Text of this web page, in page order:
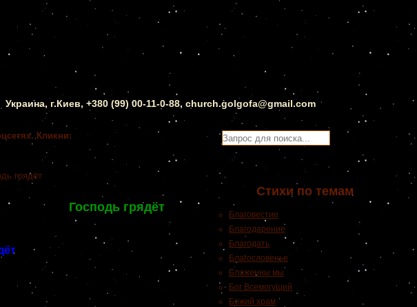
Украина, г.Киев, +380 (99) 00-11-0-88, church.golgofa@gmail.com
Кликни:
грядёт
Господь грядёт
Стихи по темам
Благовестие
Благодарение
Благодать
Благословенье
Блаженны мы
Бог Всемогущий
Божий храм